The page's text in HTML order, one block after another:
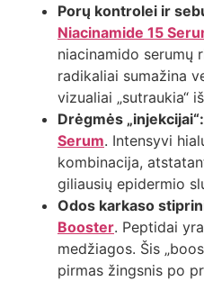
Porų kontrolei ir
Niacinamide 15
niacinamido serumų
radikaliai sumažina
vizualiai „sutraukia“
Drėgmės „injekcijai“:
Serum. Intensyvi
kombinacija,
giliausių epidermio
Odos karkaso
Booster. Peptidai
medžiagos. Šis
pirmas žingsnis po